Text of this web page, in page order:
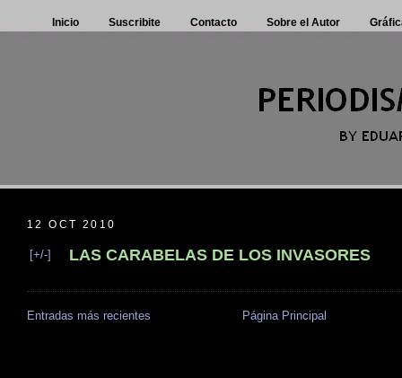
Inicio Suscribite Contacto Sobre el Autor
12 OCT 2010
[+/-] LAS CARABELAS DE LOS INVASORES
Entradas más recientes Página Principal